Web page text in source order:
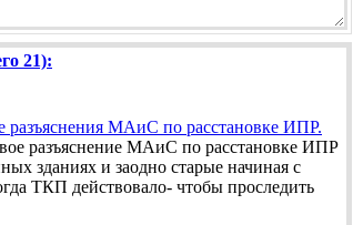
21):
разъяснения МАиС по расстановке ИПР.
разъяснение МАиС по расстановке ИПР
зданиях и заодно старые начиная с
ТКП действовало- чтобы проследить